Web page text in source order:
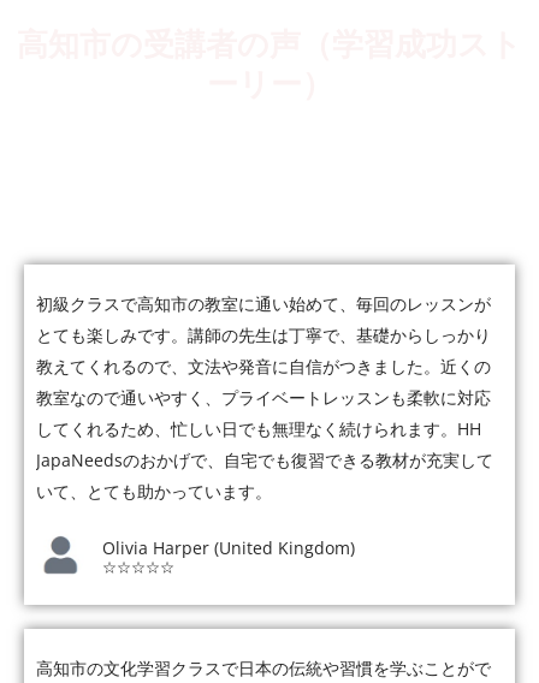
初級クラスで高知市の教室に通い始めて、毎回のレッスンが
とても楽しみです。講師の先生は丁寧で、基礎からしっかり
教えてくれるので、文法や発音に自信がつきました。近くの
教室なので通いやすく、プライベートレッスンも柔軟に対応
してくれるため、忙しい日でも無理なく続けられます。HH
JapaNeedsのおかげで、自宅でも復習できる教材が充実して
いて、とても助かっています。
Olivia Harper (United Kingdom)
☆☆☆☆☆
高知市の文化学習クラスで日本の伝統や習慣を学ぶことがで